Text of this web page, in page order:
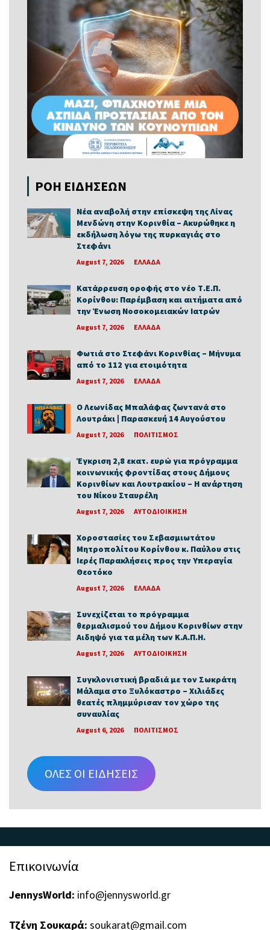
ΡΟΗ ΕΙΔΗΣΕΩΝ
Νέα αναβολή στην επίσκεψη της Λίνας
Μενδώνη στην Κορινθία – Ακυρώθηκε η
εκδήλωση λόγω της πυρκαγιάς στο
Στεφάνι
August 7, 2026 ΕΛΛΑΔΑ
Κατάρρευση οροφής στο νέο Τ.Ε.Π.
Κορίνθου: Παρέμβαση και αιτήματα από
την Ένωση Νοσοκομειακών Ιατρών
August 7, 2026 ΕΛΛΑΔΑ
Φωτιά στο Στεφάνι Κορινθίας – Μήνυμα
από το 112 για ετοιμότητα
August 7, 2026 ΕΛΛΑΔΑ
Ο Λεωνίδας Μπαλάφας ζωντανά στο
Λουτράκι | Παρασκευή 14 Αυγούστου
August 7, 2026 ΠΟΛΙΤΙΣΜΟΣ
Έγκριση 2,8 εκατ. ευρώ για πρόγραμμα
κοινωνικής φροντίδας στους Δήμους
Κορινθίων και Λουτρακίου – Η ανάρτηση
του Νίκου Σταυρέλη
August 7, 2026 ΑΥΤΟΔΙΟΙΚΗΣΗ
Χοροστασίες του Σεβασμιωτάτου
Μητροπολίτου Κορίνθου κ. Παύλου στις
Ιερές Παρακλήσεις προς την Υπεραγία
Θεοτόκο
August 7, 2026 ΕΛΛΑΔΑ
Συνεχίζεται το πρόγραμμα
θερμαλισμού του Δήμου Κορινθίων στην
Αιδηψό για τα μέλη των Κ.Α.Π.Η.
August 7, 2026 ΑΥΤΟΔΙΟΙΚΗΣΗ
Συγκλονιστική βραδιά με τον Σωκράτη
Μάλαμα στο Ξυλόκαστρο – Χιλιάδες
θεατές πλημμύρισαν τον χώρο της
συναυλίας
August 6, 2026 ΠΟΛΙΤΙΣΜΟΣ
ΟΛΕΣ ΟΙ ΕΙΔΗΣΕΙΣ
Επικοινωνία
JennysWorld: info@jennysworld.gr
Τζένη Σουκαρά: soukarat@gmail.com